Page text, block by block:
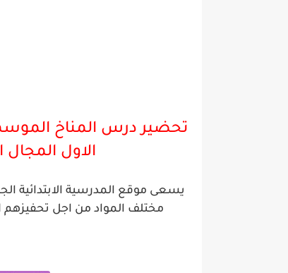
تحضير درس المناخ
الاول المجال
يسعى موقع المدرسية الابتدائية
مختلف المواد من اجل تحفيزهم